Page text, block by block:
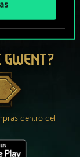
GWENT?
dentro del